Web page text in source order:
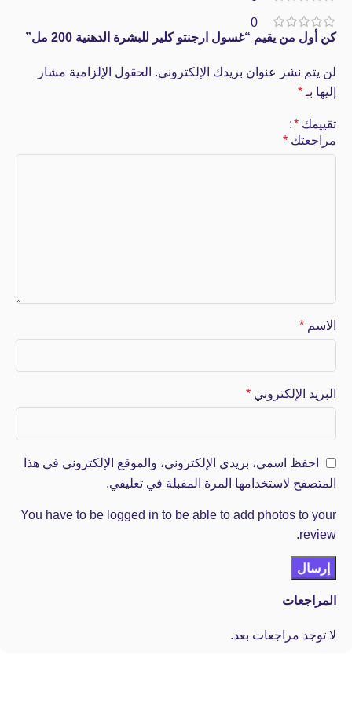
0
المراجعات
لا توجد مراجعات بعد.
كن أول من يقيم “غسول ارجنتو كلير للبشرة الدهنية 200 مل”
لن يتم نشر عنوان بريدك الإلكتروني. الحقول الإلزامية مشار
إليها بـ *
تقييمك *
مراجعتك *
الاسم *
البريد الإلكتروني *
احفظ اسمي، بريدي الإلكتروني، والموقع الإلكتروني في هذا
المتصفح لاستخدامها المرة المقبلة في تعليقي.
You have to be logged in to be able to add photos to your
review.